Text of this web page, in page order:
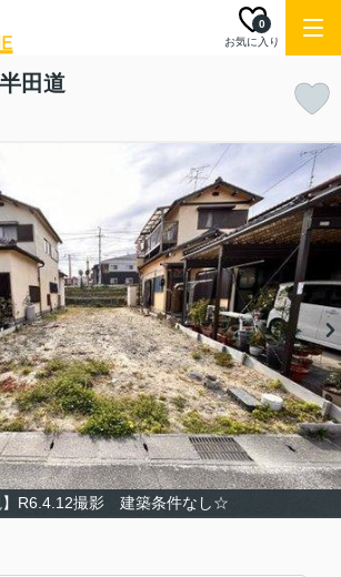
お気に入り
0
田道
】R6.4.12撮影 建築条件なし☆